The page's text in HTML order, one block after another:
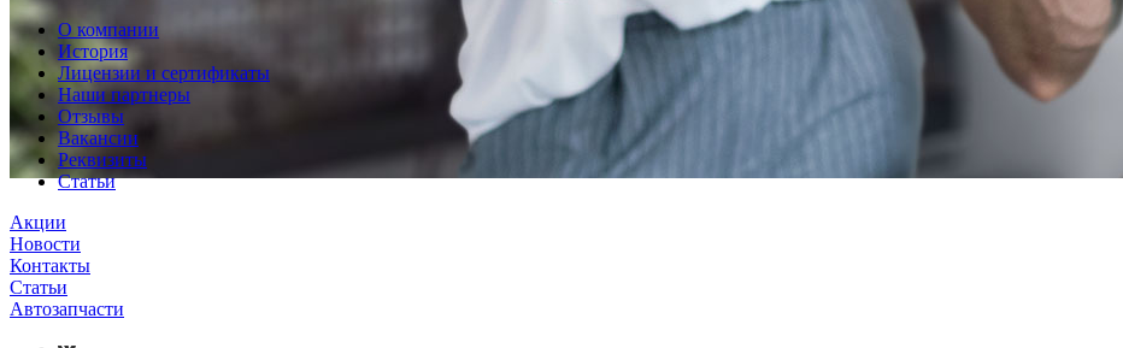
О компании
История
Лицензии и сертификаты
Наши партнеры
Отзывы
Вакансии
Реквизиты
Статьи
Акции
Новости
Контакты
Статьи
Автозапчасти